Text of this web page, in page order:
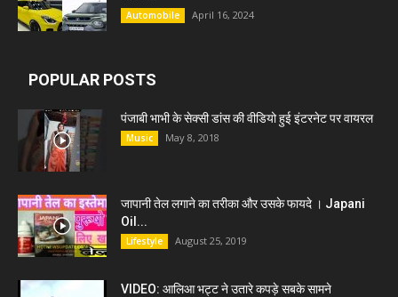
Automobile April 16, 2024
POPULAR POSTS
पंजाबी भाभी के सेक्सी डांस की वीडियो हुई इंटरनेट पर वायरल
Music May 8, 2018
जापानी तेल लगाने का तरीका और उसके फायदे । Japani
Oil...
Lifestyle August 25, 2019
VIDEO: आलिआ भट्ट ने उतारे कपड़े सबके सामने